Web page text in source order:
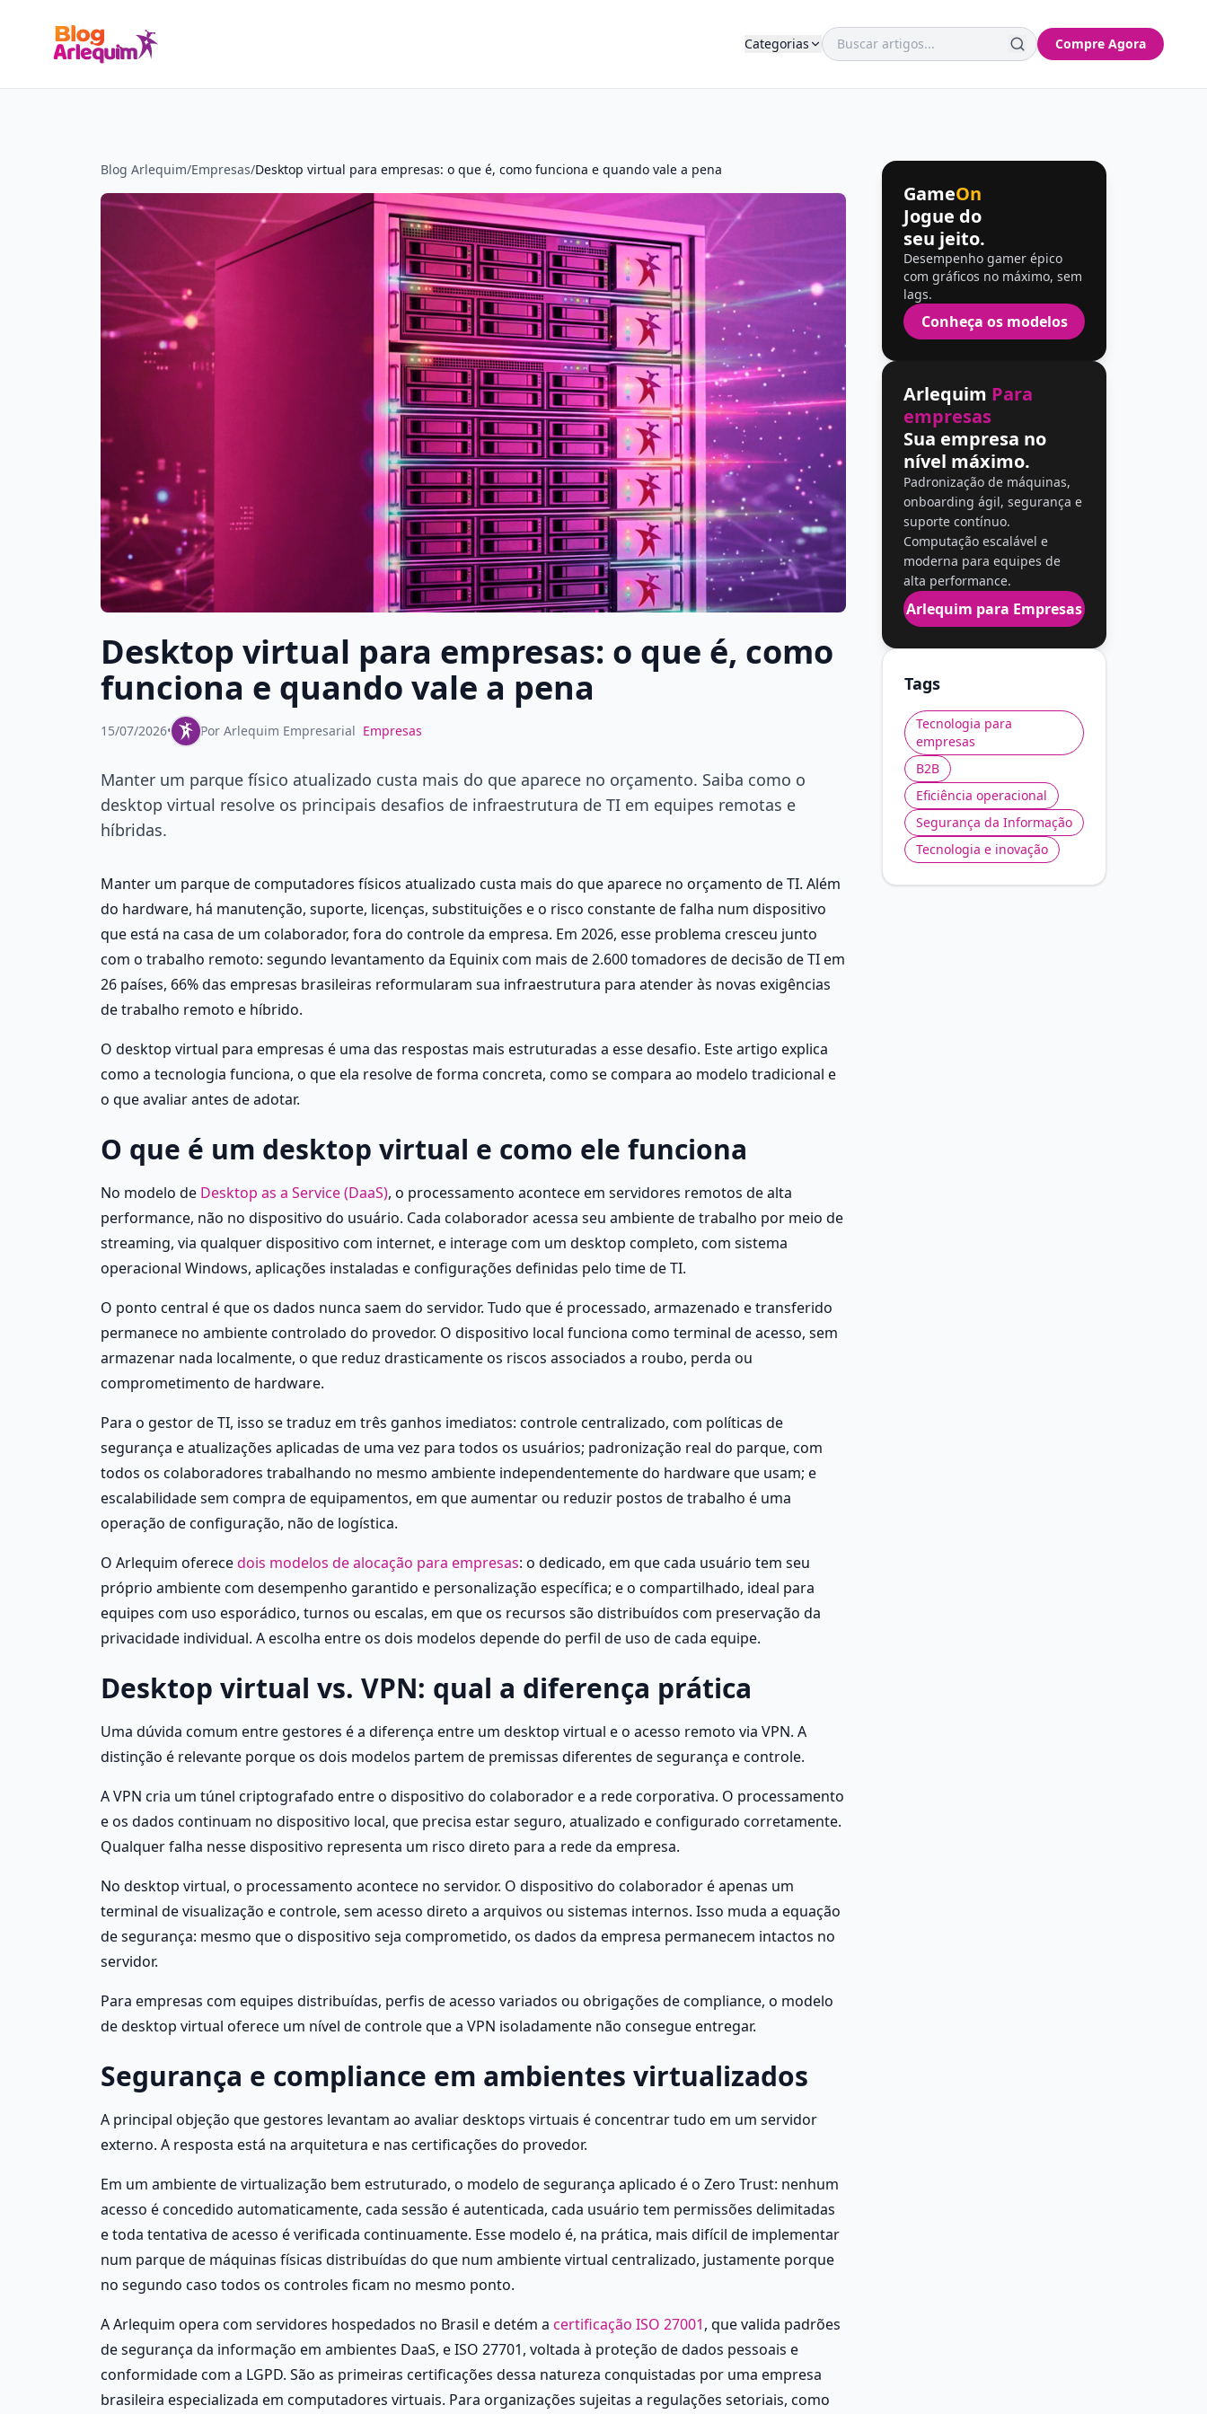
Categorias Compre Agora
Blog Arlequim/Empresas/Desktop virtual para empresas: o que é, como funciona e quando vale a pena
Desktop virtual para empresas: o que é, como
funciona e quando vale a pena
15/07/2026• Por Arlequim Empresarial Empresas
Manter um parque físico atualizado custa mais do que aparece no orçamento. Saiba como o
desktop virtual resolve os principais desafios de infraestrutura de TI em equipes remotas e
híbridas.
Manter um parque de computadores físicos atualizado custa mais do que aparece no orçamento de TI. Além
do hardware, há manutenção, suporte, licenças, substituições e o risco constante de falha num dispositivo
que está na casa de um colaborador, fora do controle da empresa. Em 2026, esse problema cresceu junto
com o trabalho remoto: segundo levantamento da Equinix com mais de 2.600 tomadores de decisão de TI em
26 países, 66% das empresas brasileiras reformularam sua infraestrutura para atender às novas exigências
de trabalho remoto e híbrido.
O desktop virtual para empresas é uma das respostas mais estruturadas a esse desafio. Este artigo explica
como a tecnologia funciona, o que ela resolve de forma concreta, como se compara ao modelo tradicional e
o que avaliar antes de adotar.
O que é um desktop virtual e como ele funciona
No modelo de Desktop as a Service (DaaS), o processamento acontece em servidores remotos de alta
performance, não no dispositivo do usuário. Cada colaborador acessa seu ambiente de trabalho por meio de
streaming, via qualquer dispositivo com internet, e interage com um desktop completo, com sistema
operacional Windows, aplicações instaladas e configurações definidas pelo time de TI.
O ponto central é que os dados nunca saem do servidor. Tudo que é processado, armazenado e transferido
permanece no ambiente controlado do provedor. O dispositivo local funciona como terminal de acesso, sem
armazenar nada localmente, o que reduz drasticamente os riscos associados a roubo, perda ou
comprometimento de hardware.
Para o gestor de TI, isso se traduz em três ganhos imediatos: controle centralizado, com políticas de
segurança e atualizações aplicadas de uma vez para todos os usuários; padronização real do parque, com
todos os colaboradores trabalhando no mesmo ambiente independentemente do hardware que usam; e
escalabilidade sem compra de equipamentos, em que aumentar ou reduzir postos de trabalho é uma
operação de configuração, não de logística.
O Arlequim oferece dois modelos de alocação para empresas: o dedicado, em que cada usuário tem seu
próprio ambiente com desempenho garantido e personalização específica; e o compartilhado, ideal para
equipes com uso esporádico, turnos ou escalas, em que os recursos são distribuídos com preservação da
privacidade individual. A escolha entre os dois modelos depende do perfil de uso de cada equipe.
Desktop virtual vs. VPN: qual a diferença prática
Uma dúvida comum entre gestores é a diferença entre um desktop virtual e o acesso remoto via VPN. A
distinção é relevante porque os dois modelos partem de premissas diferentes de segurança e controle.
A VPN cria um túnel criptografado entre o dispositivo do colaborador e a rede corporativa. O processamento
e os dados continuam no dispositivo local, que precisa estar seguro, atualizado e configurado corretamente.
Qualquer falha nesse dispositivo representa um risco direto para a rede da empresa.
No desktop virtual, o processamento acontece no servidor. O dispositivo do colaborador é apenas um
terminal de visualização e controle, sem acesso direto a arquivos ou sistemas internos. Isso muda a equação
de segurança: mesmo que o dispositivo seja comprometido, os dados da empresa permanecem intactos no
servidor.
Para empresas com equipes distribuídas, perfis de acesso variados ou obrigações de compliance, o modelo
de desktop virtual oferece um nível de controle que a VPN isoladamente não consegue entregar.
Segurança e compliance em ambientes virtualizados
A principal objeção que gestores levantam ao avaliar desktops virtuais é concentrar tudo em um servidor
externo. A resposta está na arquitetura e nas certificações do provedor.
Em um ambiente de virtualização bem estruturado, o modelo de segurança aplicado é o Zero Trust: nenhum
acesso é concedido automaticamente, cada sessão é autenticada, cada usuário tem permissões delimitadas
e toda tentativa de acesso é verificada continuamente. Esse modelo é, na prática, mais difícil de implementar
num parque de máquinas físicas distribuídas do que num ambiente virtual centralizado, justamente porque
no segundo caso todos os controles ficam no mesmo ponto.
A Arlequim opera com servidores hospedados no Brasil e detém a certificação ISO 27001, que valida padrões
de segurança da informação em ambientes DaaS, e ISO 27701, voltada à proteção de dados pessoais e
conformidade com a LGPD. São as primeiras certificações dessa natureza conquistadas por uma empresa
brasileira especializada em computadores virtuais. Para organizações sujeitas a regulações setoriais, como
GameOn
Jogue do
seu jeito.
Desempenho gamer épico
com gráficos no máximo, sem
lags.
Conheça os modelos
Arlequim Para
empresas
Sua empresa no
nível máximo.
Padronização de máquinas,
onboarding ágil, segurança e
suporte contínuo.
Computação escalável e
moderna para equipes de
alta performance.
Arlequim para Empresas
Tags
Tecnologia para
empresas
B2B
Eficiência operacional
Segurança da Informação
Tecnologia e inovação